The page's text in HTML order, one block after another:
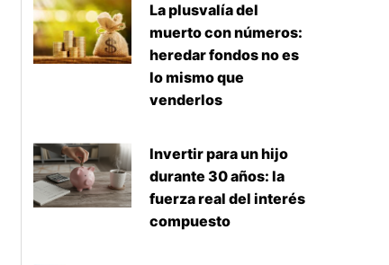
La plusvalía del
muerto con números:
heredar fondos no es
lo mismo que
venderlos
Invertir para un hijo
durante 30 años: la
fuerza real del interés
compuesto